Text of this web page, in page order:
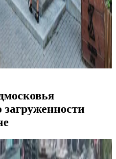
загруженности